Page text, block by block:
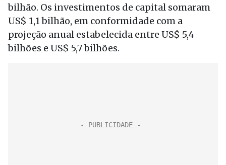
bilhão. Os investimentos de capital somaram
US$ 1,1 bilhão, em conformidade com a
projeção anual estabelecida entre US$ 5,4
bilhões e US$ 5,7 bilhões.